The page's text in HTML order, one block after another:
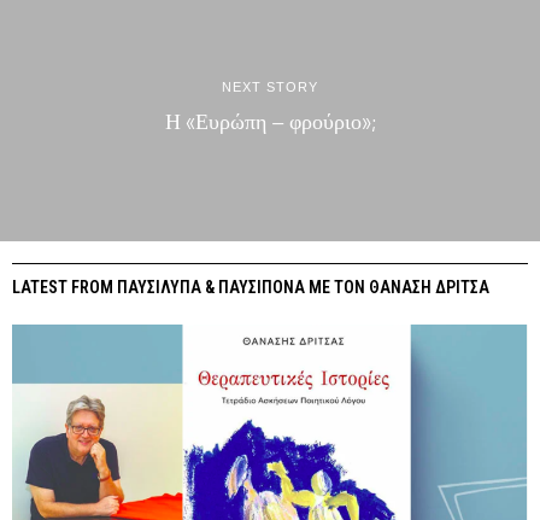
NEXT STORY
Η «Ευρώπη – φρούριο»;
LATEST FROM ΠΑΥΣΙΛΥΠΑ & ΠΑΥΣΙΠΟΝΑ ΜΕ ΤΟΝ ΘΑΝΑΣΗ ΔΡΙΤΣΑ